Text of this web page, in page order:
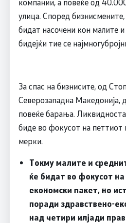
улица. Според
бидат насочени кон малите
бидејќи тие се
За спас на бизнисите, од
Северозападна Македонија,
повеќе барања.
биде во фокусот на петтиот
мерки.
Токму малите и
ќе бидат во фокусот
економски пакет, но
поради здравствено-
над четири илјади